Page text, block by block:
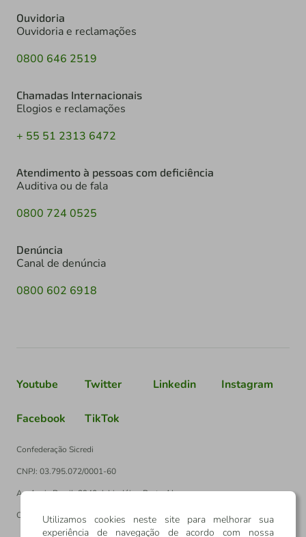
Ouvidoria
Ouvidoria e reclamações
0800 646 2519
Chamadas Internacionais
Elogios e reclamações
+ 55 51 2313 6472
Atendimento à pessoas com deficiência
Auditiva ou de fala
0800 724 0525
Denúncia
Canal de denúncia
0800 602 6918
Youtube Twitter Linkedin Instagram
Facebook TikTok
Confederação Sicredi
CNPJ: 03.795.072/0001-60
Av. Assis Brasil, 3940, J. Lindóia - Porto Alegre
CEP: 91010-003Utilizamos cookies neste site para melhorar sua
experiência de navegação de acordo com nossa